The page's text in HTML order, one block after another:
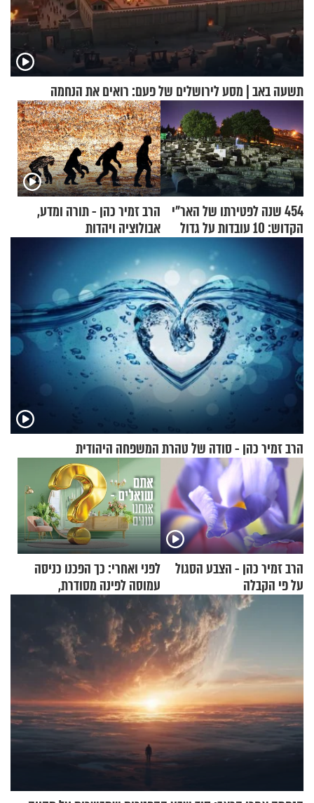
תשעה באב | מסע לירושלים של פעם: רואים את הנחמה
454 שנה לפטירתו של האר"י
הקדוש: 10 עובדות על גדול
מקובלי צפת
הרב זמיר כהן - תורה ומדע,
אבולוציה ויהדות
הרב זמיר כהן - סודה של טהרת המשפחה היהודית
הרב זמיר כהן - הצבע הסגול
על פי הקבלה
לפני ואחרי: כך הפכנו כניסה
עמוסה לפינה מסודרת,
שימושית ומזמינה